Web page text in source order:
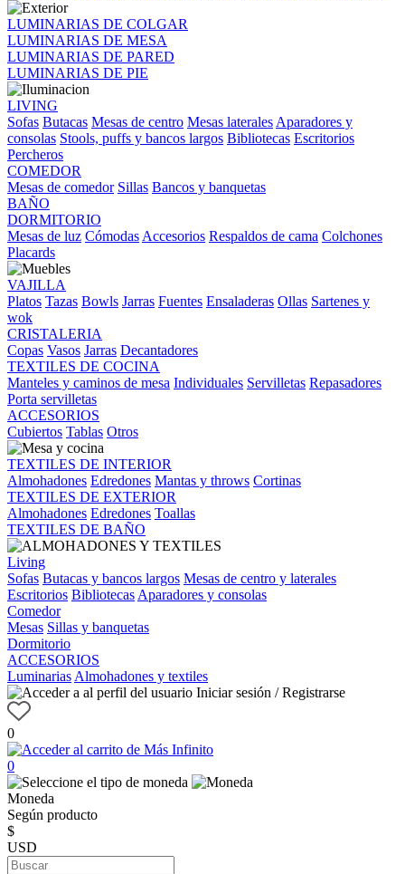
LUMINARIAS DE COLGAR
LUMINARIAS DE MESA
LUMINARIAS DE PARED
LUMINARIAS DE PIE
LIVING
Sofas Butacas Mesas de centro Mesas laterales Aparadores y
consolas Stools, puffs y bancos largos Bibliotecas Escritorios
Percheros
COMEDOR
Mesas de comedor Sillas Bancos y banquetas
BAÑO
DORMITORIO
Mesas de luz Cómodas Accesorios Respaldos de cama Colchones
Placards
VAJILLA
Platos Tazas Bowls Jarras Fuentes Ensaladeras Ollas Sartenes y
wok
CRISTALERIA
Copas Vasos Jarras Decantadores
TEXTILES DE COCINA
Manteles y caminos de mesa Individuales Servilletas Repasadores
Porta servilletas
ACCESORIOS
Cubiertos Tablas Otros
TEXTILES DE INTERIOR
Almohadones Edredones Mantas y throws Cortinas
TEXTILES DE EXTERIOR
Almohadones Edredones Toallas
TEXTILES DE BAÑO
Living
Sofas Butacas y bancos largos Mesas de centro y laterales
Escritorios Bibliotecas Aparadores y consolas
Comedor
Mesas Sillas y banquetas
Dormitorio
ACCESORIOS
Luminarias Almohadones y textiles
Iniciar sesión / Registrarse
0
0
Moneda
Según producto
$
USD